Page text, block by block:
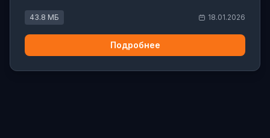
43.8 МБ 18.01.2026
Подробнее